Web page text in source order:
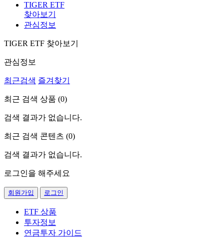
TIGER ETF
찾아보기
관심정보
TIGER ETF 찾아보기
관심정보
최근검색 즐겨찾기
최근 검색 상품 (0)
검색 결과가 없습니다.
최근 검색 콘텐츠 (0)
검색 결과가 없습니다.
로그인을 해주세요
회원가입 로그인
ETF 상품
투자정보
연금투자 가이드